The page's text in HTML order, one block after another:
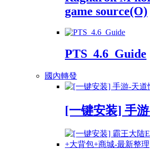
game source(O)
PTS_4.6_Guide
國內轉發
[一键安装] 手